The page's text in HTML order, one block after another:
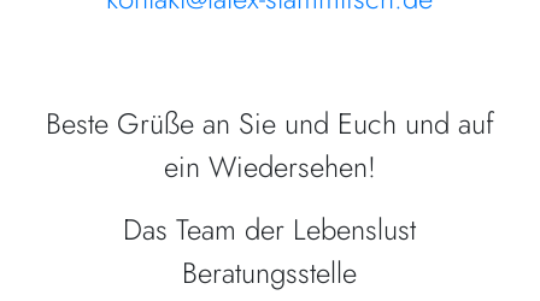
Beste Grüße an Sie und Euch und auf
ein Wiedersehen!
Das Team der Lebenslust
Beratungsstelle